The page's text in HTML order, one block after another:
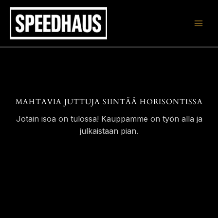
Siirry
sisältöön
MAHTAVIA JUTTUJA SIINTÄÄ HORISONTISSA
Jotain isoa on tulossa! Kauppamme on työn alla ja
julkaistaan pian.